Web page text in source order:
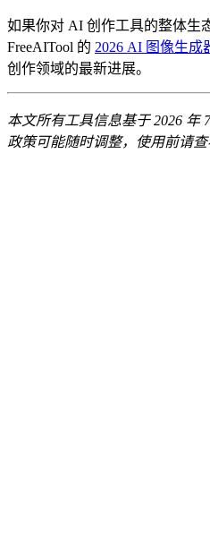
如果你对 AI 创作工具的整体生
FreeAITool 的 2026 AI 图像生成
创作领域的最新进展。
本文所有工具信息基于 2026 年
政策可能随时调整，使用前请查